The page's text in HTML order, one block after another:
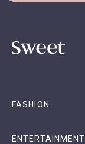
FASHION
ENTERTAINMENT